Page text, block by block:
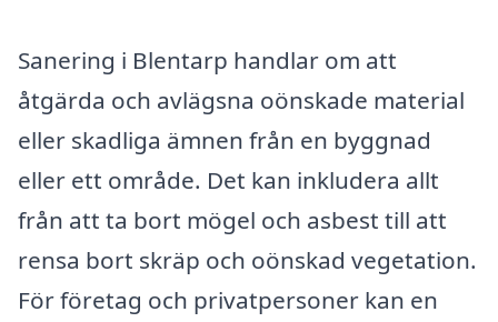
Sanering i Blentarp handlar om att
åtgärda och avlägsna oönskade material
eller skadliga ämnen från en byggnad
eller ett område. Det kan inkludera allt
från att ta bort mögel och asbest till att
rensa bort skräp och oönskad vegetation.
För företag och privatpersoner kan en